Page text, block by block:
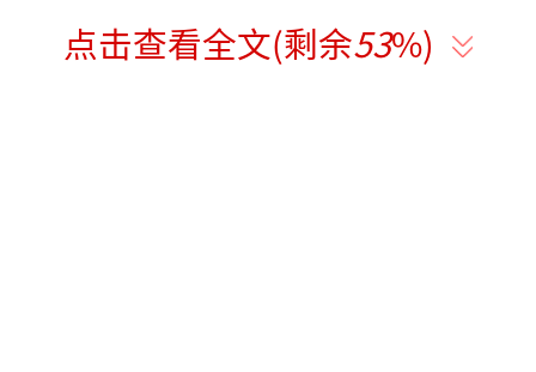
，以色列与卡塔尔尚未就
点击查看全文(剩余53%)